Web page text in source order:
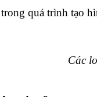
quá trình tạo
Các